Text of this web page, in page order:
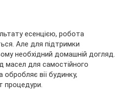
есенцією, робота
Але для підтримки
необхідний домашній догляд.
масел для самостійного
обробляє вії будинку,
процедури.